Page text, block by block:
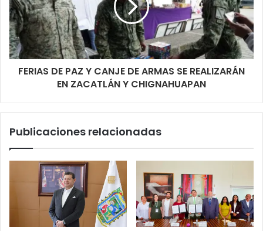
FERIAS DE PAZ Y CANJE DE ARMAS SE REALIZARÁN
EN ZACATLÁN Y CHIGNAHUAPAN
Publicaciones relacionadas